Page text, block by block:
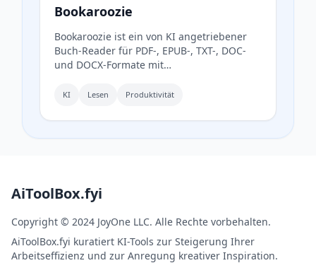
Bookaroozie
Bookaroozie ist ein von KI angetriebener
Buch-Reader für PDF-, EPUB-, TXT-, DOC-
und DOCX-Formate mit
ablenkungsfreiem Lesen.
KI Lesen Produktivität
AiToolBox.fyi
Copyright © 2024 JoyOne LLC. Alle Rechte vorbehalten.
AiToolBox.fyi kuratiert KI-Tools zur Steigerung Ihrer
Arbeitseffizienz und zur Anregung kreativer Inspiration.